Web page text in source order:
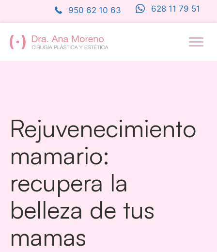
950 62 10 63 628 11 79 51
Rejuvenecimiento
mamario:
recupera la
belleza de tus
mamas